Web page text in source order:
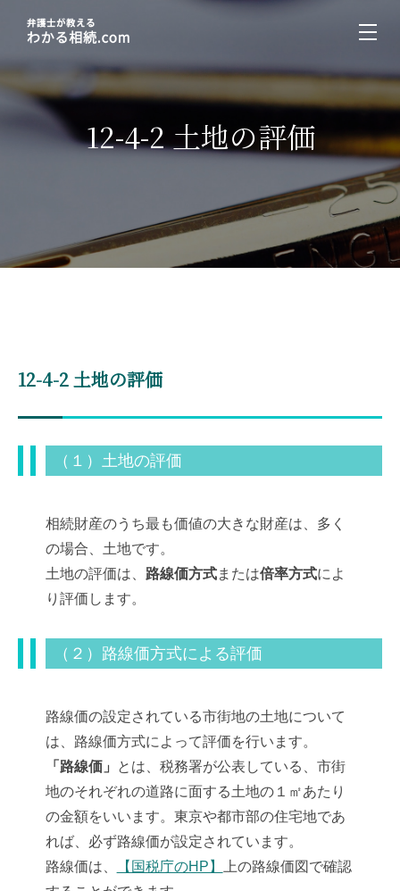
12-4-2 土地の評価
12-4-2 土地の評価
（１）土地の評価
相続財産のうち最も価値の大きな財産は、多く
の場合、土地です。
土地の評価は、 路線価方式または倍率方式によ
り評価します。
（２）路線価方式による評価
路線価の設定されている市街地の土地について
は、路線価方式によって評価を行います。
「路線価」
とは、税務署が公表している、市街
地のそれぞれの道路に面する土地の１㎡あたり
の金額をいいます。東京や都市部の住宅地であ
れば、必ず路線価が設定されています。
路線価は、
【国税庁のHP】
上の路線価図で確認